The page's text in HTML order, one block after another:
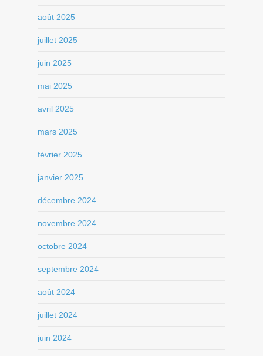
août 2025
juillet 2025
juin 2025
mai 2025
avril 2025
mars 2025
février 2025
janvier 2025
décembre 2024
novembre 2024
octobre 2024
septembre 2024
août 2024
juillet 2024
juin 2024